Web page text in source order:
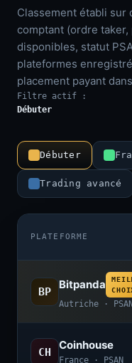
Classement établi sur
comptant (ordre taker,
disponibles, statut
plateformes
placement payant
Filtre actif :
Débuter
Débuter
Trading avancé
PLATEFORME
BP
Bitpanda
Autriche · PSAN
CH
Coinhouse
France · PSAN